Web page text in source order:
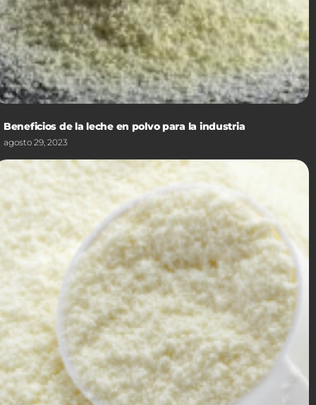
Beneficios de la leche en polvo para la industria
agosto 29, 2023